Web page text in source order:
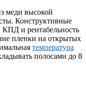
меди высокой
Конструктивные
КПД и рентабельность
пленки на открытых
температура
полосами до 8